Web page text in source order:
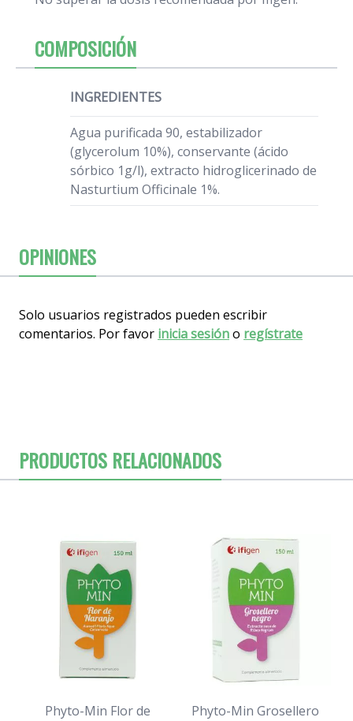
COMPOSICIÓN
INGREDIENTES
Agua purificada 90, estabilizador
(glycerolum 10%), conservante (ácido
sórbico 1g/l), extracto hidroglicerinado de
Nasturtium Officinale 1%.
OPINIONES
Solo usuarios registrados pueden escribir
comentarios. Por favor inicia sesióno regístrate
PRODUCTOS RELACIONADOS
Phyto-Min Flor de Phyto-Min Grosellero